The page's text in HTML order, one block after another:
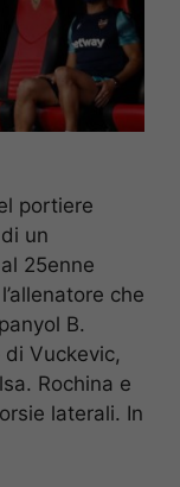
portiere
un
25enne
che
B.
Vuckevic,
Rochina e
laterali. In